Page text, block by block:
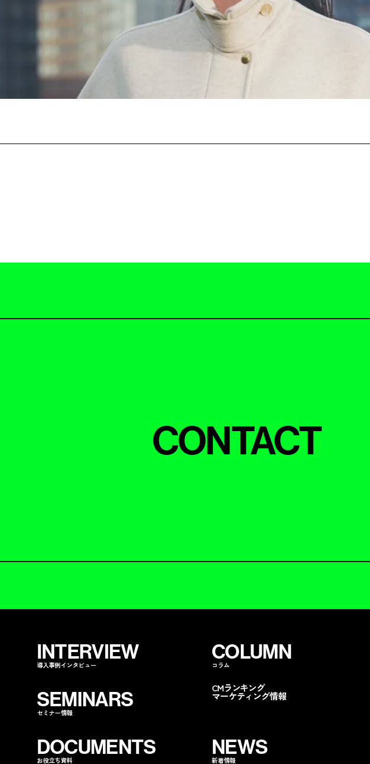
CONTACT
INTERVIEW
導入事例インタビュー
COLUMN
コラム
CMランキング
マーケティング情報
NEWS
新着情報
SEMINARS
セミナー情報
DOCUMENTS
お役立ち資料